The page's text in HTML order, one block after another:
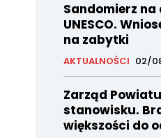
Sandomierz na
UNESCO.
na zabytki
AKTUALNOŚCI 02/
Zarząd
stanowisku.
większości do